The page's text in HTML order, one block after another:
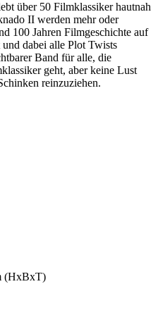
über 50 Filmklassiker hautnah
II werden mehr oder
100 Jahren Filmgeschichte auf
dabei alle Plot Twists
Band für alle, die
geht, aber keine Lust
reinzuziehen.
(HxBxT)